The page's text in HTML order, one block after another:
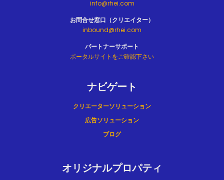
info@rhei.com
お問合せ窓口（クリエイター）
inbound@rhei.com
パートナーサポート
ポータルサイトをご確認下さい
ナビゲート
クリエーターソリューション
広告ソリューション
ブログ
オリジナルプロパティ